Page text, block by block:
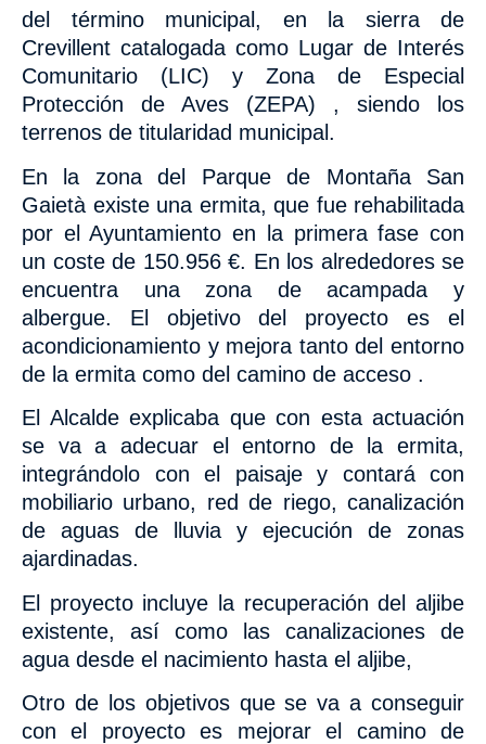
del término municipal, en la sierra de
Crevillent catalogada como Lugar de Interés
Comunitario (LIC) y Zona de Especial
Protección de Aves (ZEPA) , siendo los
terrenos de titularidad municipal.
En la zona del Parque de Montaña San
Gaietà existe una ermita, que fue rehabilitada
por el Ayuntamiento en la primera fase con
un coste de 150.956 €. En los alrededores se
encuentra una zona de acampada y
albergue. El objetivo del proyecto es el
acondicionamiento y mejora tanto del entorno
de la ermita como del camino de acceso .
El Alcalde explicaba que con esta actuación
se va a adecuar el entorno de la ermita,
integrándolo con el paisaje y contará con
mobiliario urbano, red de riego, canalización
de aguas de lluvia y ejecución de zonas
ajardinadas.
El proyecto incluye la recuperación del aljibe
existente, así como las canalizaciones de
agua desde el nacimiento hasta el aljibe,
Otro de los objetivos que se va a conseguir
con el proyecto es mejorar el camino de